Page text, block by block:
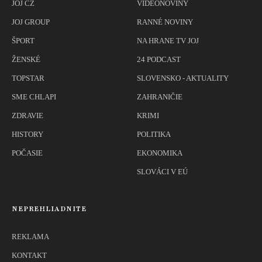
JOJ CZ
JOJ GROUP
ŠPORT
ŽENSKÉ
TOPSTAR
SME CHLAPI
ZDRAVIE
HISTORY
POČASIE
VIDEONOVINY
RANNÉ NOVINY
NA HRANE TV JOJ
24 PODCAST
SLOVENSKO - AKTUALITY
ZAHRANIČIE
KRIMI
POLITIKA
EKONOMIKA
SLOVÁCI V EÚ
NEPREHLIADNITE
REKLAMA
KONTAKT